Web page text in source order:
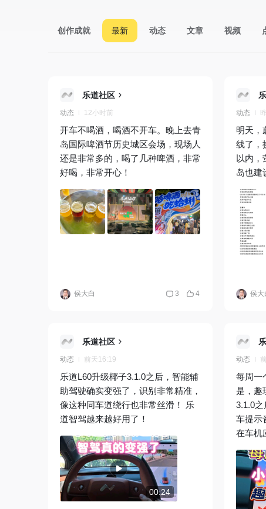
创作成就 最新 动态 文章 视频
乐道社区
动态 12小时前
开车不喝酒，喝酒不开车。晚上去青
岛国际啤酒节历史城区会场，现场人
还是非常多的，喝了几种啤酒，非常
好喝，非常开心！
侯大白 3 4
动态
明天，
线了，
以内，
岛也建
侯大
乐道社区
动态 前天16:19
乐道L60升级椰子3.1.0之后，智能辅
助驾驶确实变强了，识别非常精准，
像这种同车道绕行也非常丝滑！ 乐
道智驾越来越好用了！
00:24
动态
每周一
是，趣
3.1.0
车提示
在车机
试，
是“马
日”“
喜欢的